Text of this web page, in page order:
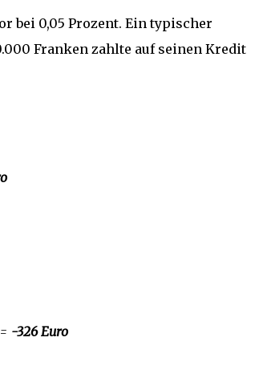
bei 0,05 Prozent. Ein typischer
Franken zahlte auf seinen Kredit
-326 Euro